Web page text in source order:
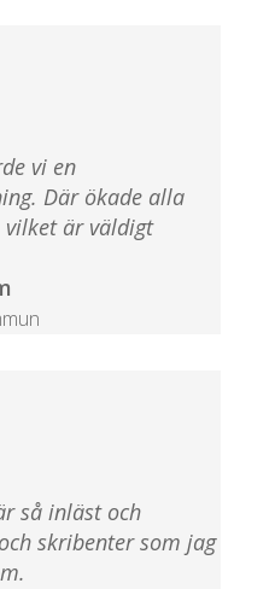
vi en
Där ökade alla
vilket är väldigt
så inläst och
skribenter som jag